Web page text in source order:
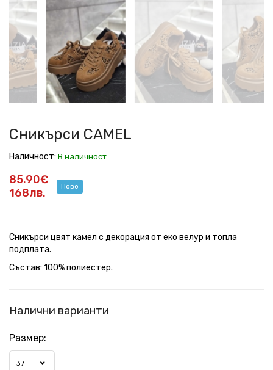
CAMEL
CAMEL
CAMEL
CAMEL
CAMEL
Сникърси CAMEL
Наличност: В наличност
85.90€
168лв.
Ново
Сникърси цвят камел с декорация от еко велур и топла
подплата.
Състав: 100% полиестер.
Налични варианти
Размер:
37